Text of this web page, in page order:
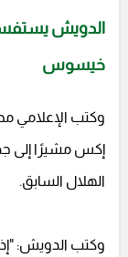
الدويش
خيسوس
وكتب الإعلامي
إكس مشيرًا إلى
الهلال السابق.
وكتب الدويش: